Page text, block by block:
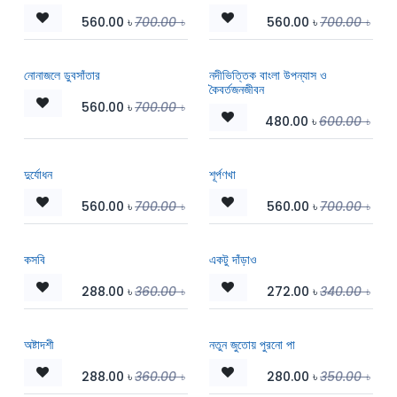
560.00 ৳700.00৳
560.00 ৳700.00৳
নোনাজলে ডুবসাঁতার
560.00 ৳700.00৳
নদীভিত্তিক বাংলা উপন্যাস ও
কৈবর্তজনজীবন
480.00 ৳600.00৳
দুর্যোধন
560.00 ৳700.00৳
শূর্পণখা
560.00 ৳700.00৳
কসবি
288.00 ৳360.00৳
একটু দাঁড়াও
272.00 ৳340.00৳
অষ্টাদশী
288.00 ৳360.00৳
নতুন জুতোয় পুরনো পা
280.00 ৳350.00৳